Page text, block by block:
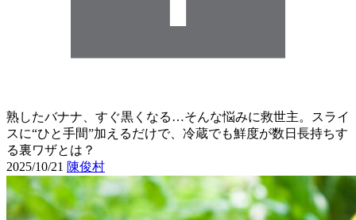
熟したバナナ、すぐ黒くなる…そんな悩みに救世主。スライ
スに“ひと手間”加えるだけで、冷蔵でも鮮度が数日長持ちす
る裏ワザとは？
2025/10/21 陳俊村